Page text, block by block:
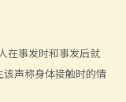
在事发时和事发后就
该声称身体接触时的情